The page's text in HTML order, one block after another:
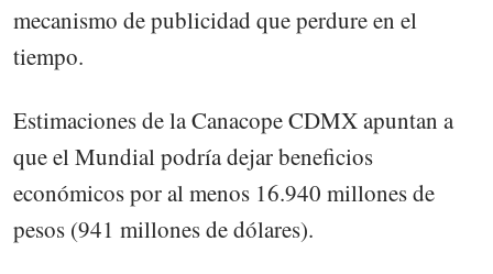
mecanismo de publicidad que perdure en el
tiempo.
Estimaciones de la Canacope CDMX apuntan a
que el Mundial podría dejar beneficios
económicos por al menos 16.940 millones de
pesos (941 millones de dólares).